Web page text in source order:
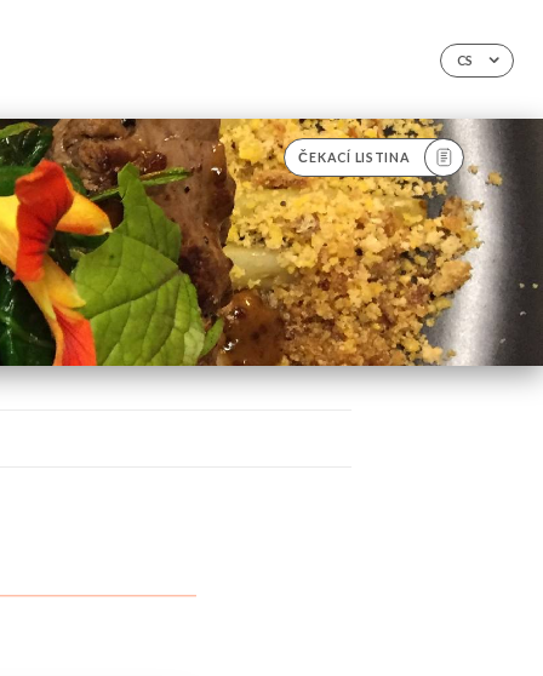
CS
ČEKACÍ LISTINA